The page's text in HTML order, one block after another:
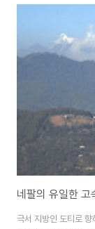
뒤 눈을 떠 보니, 아침
보는 사파리처럼 동
물도 볼 수 있다고 한
힘들다 우리나라 분식
네팔의 유일한 고
극서 지방인 도티로